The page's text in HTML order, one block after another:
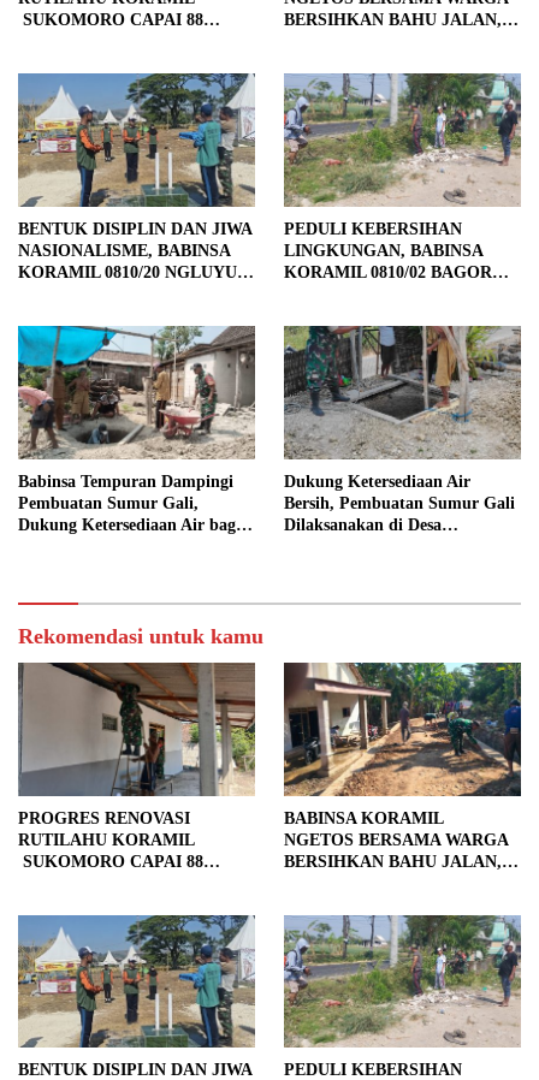
SUKOMORO CAPAI 88
BERSIHKAN BAHU JALAN,
BENTUK DISIPLIN DAN JIWA
NASIONALISME, BABINSA
KORAMIL 0810/20 NGLUYU
PEDULI KEBERSIHAN
LINGKUNGAN, BABINSA
KORAMIL 0810/02 BAGOR
BAKTI
Babinsa Tempuran Dampingi
Pembuatan Sumur Gali,
Dukung Ketersediaan Air bagi
Dukung Ketersediaan Air
Bersih, Pembuatan Sumur Gali
Dilaksanakan di Desa
Rekomendasi untuk kamu
PROGRES RENOVASI
RUTILAHU KORAMIL
SUKOMORO CAPAI 88
BABINSA KORAMIL
NGETOS BERSAMA WARGA
BERSIHKAN BAHU JALAN,
BENTUK DISIPLIN DAN JIWA
PEDULI KEBERSIHAN